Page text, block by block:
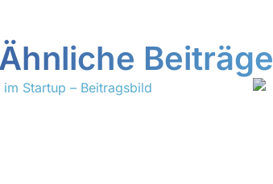
Ähnliche Beiträge